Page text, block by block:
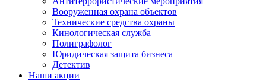
Вооруженная охрана объектов
Технические средства охраны
Кинологическая служба
Полиграфолог
Юридическая защита бизнеса
Детектив
Наши акции